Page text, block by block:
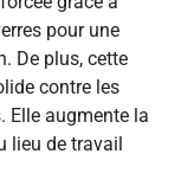
pour une
De plus, cette
contre les
Elle augmente la
lieu de travail